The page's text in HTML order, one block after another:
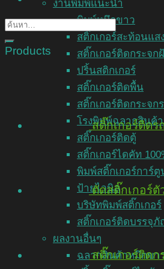
งานพิมพ์แนะนำ
พิมพ์หมึกขาว
สติ๊กเกอร์สะท้อนแสง
สติ๊กเกอร์ติดกระจก
ปริ้นสติกเกอร์
สติ๊กเกอร์ติดพื้น
สติ๊กเกอร์ติดกระจก
โรงพิมพ์ฉลากสินค้า
สติ๊กเกอร์ติดตู้
สติ๊กเกอร์ไดคัท
พิมพ์สติ๊กเกอร์การ์ตู
ป้ายไวนิล
บริษัทพิมพ์สติ๊กเกอร์
สติ๊กเกอร์ติดบรรจุ
ผลงานอื่นๆ
ฉลากสินค้าหมึกขา
Products
สติ๊กเกอร์ติดร
ตัดสติ๊กเกอร์ตั
สติ๊กเกอร์ติดก